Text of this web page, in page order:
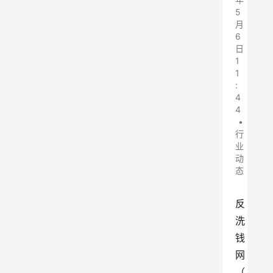
5
月
6
日
1
1
:
4
4
•
行
业
动
态
反
洗
钱
网